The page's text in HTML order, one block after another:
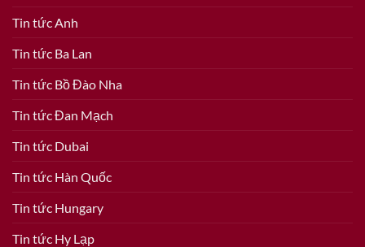
Tin tức Anh
Tin tức Ba Lan
Tin tức Bồ Đào Nha
Tin tức Đan Mạch
Tin tức Dubai
Tin tức Hàn Quốc
Tin tức Hungary
Tin tức Hy Lạp